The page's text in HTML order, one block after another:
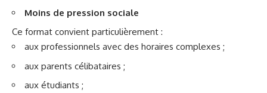
Moins de pression sociale
Ce format convient particulièrement :
aux professionnels avec des horaires complexes ;
aux parents célibataires ;
aux étudiants ;